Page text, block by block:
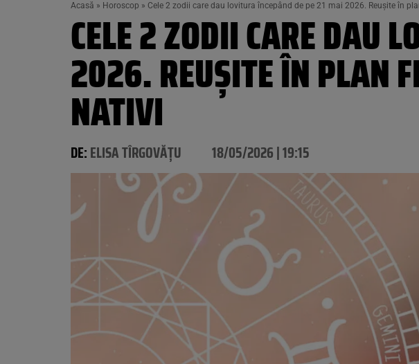
Acasă » Horoscop » Cele 2 zodii care dau lovitura începând de pe 21 mai 2026. Reușite în
CELE 2 ZODII CARE DAU
2026. REUȘITE ÎN PLAN
NATIVI
DE:ELISA TÎRGOVĂȚU 18/05/2026 | 19:15